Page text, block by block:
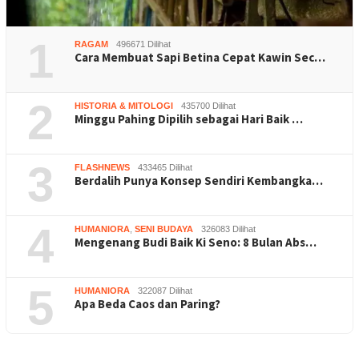
1 RAGAM 496671 Dilihat
Cara Membuat Sapi Betina Cepat Kawin Sec…
2 HISTORIA & MITOLOGI 435700 Dilihat
Minggu Pahing Dipilih sebagai Hari Baik …
3 FLASHNEWS 433465 Dilihat
Berdalih Punya Konsep Sendiri Kembangka…
4 HUMANIORA SENI BUDAYA 326083 Dilihat
Mengenang Budi Baik Ki Seno: 8 Bulan Abs…
5 HUMANIORA 322087 Dilihat
Apa Beda Caos dan Paring?